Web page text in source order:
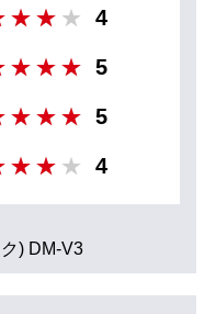
4
5
5
4
) DM-V3